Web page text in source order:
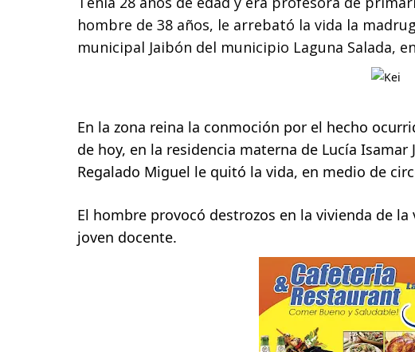
hombre de 38 años, le arrebató la vida la
municipal Jaibón del municipio Laguna Salada,
En la zona reina la conmoción por el hecho
de hoy, en la residencia materna de Lucía Isamar
Regalado Miguel le quitó la vida, en medio de
El hombre provocó destrozos en la vivienda de
joven docente.